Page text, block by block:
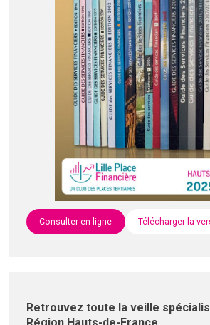
Consulter en ligne Télécharger la
Retrouvez toute la veille